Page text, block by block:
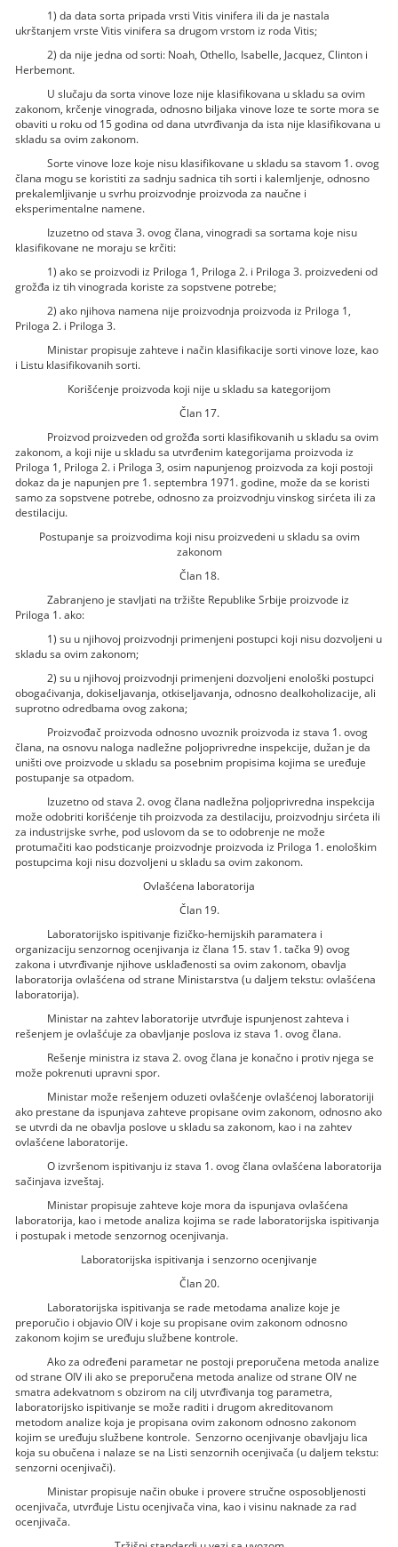
1) da data sorta pripada vrsti Vitis vinifera ili da je nastala
ukrštanjem vrste Vitis vinifera sa drugom vrstom iz roda Vitis;
2) da nije jedna od sorti: Noah, Othello, Isabelle, Jacquez, Clinton i
Herbemont.
U slučaju da sorta vinove loze nije klasifikovana u skladu sa ovim
zakonom, krčenje vinograda, odnosno biljaka vinove loze te sorte mora se
obaviti u roku od 15 godina od dana utvrđivanja da ista nije klasifikovana u
skladu sa ovim zakonom.
Sorte vinove loze koje nisu klasifikovane u skladu sa stavom 1. ovog
člana mogu se koristiti za sadnju sadnica tih sorti i kalemljenje, odnosno
prekalemljivanje u svrhu proizvodnje proizvoda za naučne i
eksperimentalne namene.
Izuzetno od stava 3. ovog člana, vinogradi sa sortama koje nisu
klasifikovane ne moraju se krčiti:
1) ako se proizvodi iz Priloga 1, Priloga 2. i Priloga 3. proizvedeni od
grožđa iz tih vinograda koriste za sopstvene potrebe;
2) ako njihova namena nije proizvodnja proizvoda iz Priloga 1,
Priloga 2. i Priloga 3.
Ministar propisuje zahteve i način klasifikacije sorti vinove loze, kao
i Listu klasifikovanih sorti.
Korišćenje proizvoda koji nije u skladu sa kategorijom
Član 17.
Proizvod proizveden od grožđa sorti klasifikovanih u skladu sa ovim
zakonom, a koji nije u skladu sa utvrđenim kategorijama proizvoda iz
Priloga 1, Priloga 2. i Priloga 3, osim napunjenog proizvoda za koji postoji
dokaz da je napunjen pre 1. septembra 1971. godine, može da se koristi
samo za sopstvene potrebe, odnosno za proizvodnju vinskog sirćeta ili za
destilaciju.
Postupanje sa proizvodima koji nisu proizvedeni u skladu sa ovim
zakonom
Član 18.
Zabranjeno je stavljati na tržište Republike Srbije proizvode iz
Priloga 1. ako:
1) su u njihovoj proizvodnji primenjeni postupci koji nisu dozvoljeni u
skladu sa ovim zakonom;
2) su u njihovoj proizvodnji primenjeni dozvoljeni enološki postupci
obogaćivanja, dokiseljavanja, otkiseljavanja, odnosno dealkoholizacije, ali
suprotno odredbama ovog zakona;
Proizvođač proizvoda odnosno uvoznik proizvoda iz stava 1. ovog
člana, na osnovu naloga nadležne poljoprivredne inspekcije, dužan je da
uništi ove proizvode u skladu sa posebnim propisima kojima se uređuje
postupanje sa otpadom.
Izuzetno od stava 2. ovog člana nadležna poljoprivredna inspekcija
može odobriti korišćenje tih proizvoda za destilaciju, proizvodnju sirćeta ili
za industrijske svrhe, pod uslovom da se to odobrenje ne može
protumačiti kao podsticanje proizvodnje proizvoda iz Priloga 1. enološkim
postupcima koji nisu dozvoljeni u skladu sa ovim zakonom.
Ovlašćena laboratorija
Član 19.
Laboratorijsko ispitivanje fizičko-hemijskih paramatera i
organizaciju senzornog ocenjivanja iz člana 15. stav 1. tačka 9) ovog
zakona i utvrđivanje njihove usklađenosti sa ovim zakonom, obavlja
laboratorija ovlašćena od strane Ministarstva (u daljem tekstu: ovlašćena
laboratorija).
Ministar na zahtev laboratorije utvrđuje ispunjenost zahteva i
rešenjem je ovlašćuje za obavljanje poslova iz stava 1. ovog člana.
Rešenje ministra iz stava 2. ovog člana je konačno i protiv njega se
može pokrenuti upravni spor.
Ministar može rešenjem oduzeti ovlašćenje ovlašćenoj laboratoriji
ako prestane da ispunjava zahteve propisane ovim zakonom, odnosno ako
se utvrdi da ne obavlja poslove u skladu sa zakonom, kao i na zahtev
ovlašćene laboratorije.
O izvršenom ispitivanju iz stava 1. ovog člana ovlašćena laboratorija
sačinjava izveštaj.
Ministar propisuje zahteve koje mora da ispunjava ovlašćena
laboratorija, kao i metode analiza kojima se rade laboratorijska ispitivanja
i postupak i metode senzornog ocenjivanja.
Laboratorijska ispitivanja i senzorno ocenjivanje
Član 20.
Laboratorijska ispitivanja se rade metodama analize koje je
preporučio i objavio OIV i koje su propisane ovim zakonom odnosno
zakonom kojim se uređuju službene kontrole.
Ako za određeni parametar ne postoji preporučena metoda analize
od strane OIV ili ako se preporučena metoda analize od strane OIV ne
smatra adekvatnom s obzirom na cilj utvrđivanja tog parametra,
laboratorijsko ispitivanje se može raditi i drugom akreditovanom
metodom analize koja je propisana ovim zakonom odnosno zakonom
kojim se uređuju službene kontrole. Senzorno ocenjivanje obavljaju lica
koja su obučena i nalaze se na Listi senzornih ocenjivača (u daljem tekstu:
senzorni ocenjivači).
Ministar propisuje način obuke i provere stručne osposobljenosti
ocenjivača, utvrđuje Listu ocenjivača vina, kao i visinu naknade za rad
ocenjivača.